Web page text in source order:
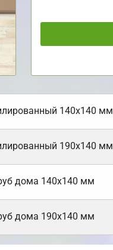
140х140 мм
190х140 мм
дома 140х140 мм
дома 190х140 мм